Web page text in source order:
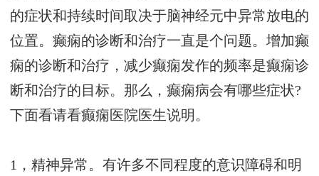
的症状和持续时间取决于脑神经元中异常放电的
位置。癫痫的诊断和治疗一直是个问题。增加癫
痫的诊断和治疗，减少癫痫发作的频率是癫痫诊
断和治疗的目标。那么，癫痫病会有哪些症状?
下面看请看癫痫医院医生说明。
1，精神异常。有许多不同程度的意识障碍和明